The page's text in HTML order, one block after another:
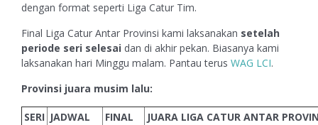
dengan format seperti Liga Catur Tim.
Final Liga Catur Antar Provinsi kami laksanakan setelah
periode seri selesai dan di akhir pekan. Biasanya kami
laksanakan hari Minggu malam. Pantau terus WAG LCI.
Provinsi juara musim lalu:
SERI JADWAL FINAL JUARA LIGA CATUR ANTAR